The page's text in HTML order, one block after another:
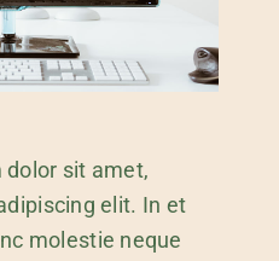
dolor sit amet,
elit. In et
molestie neque